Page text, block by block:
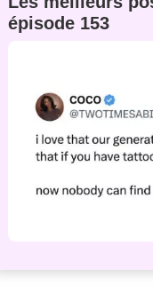
épisode 153